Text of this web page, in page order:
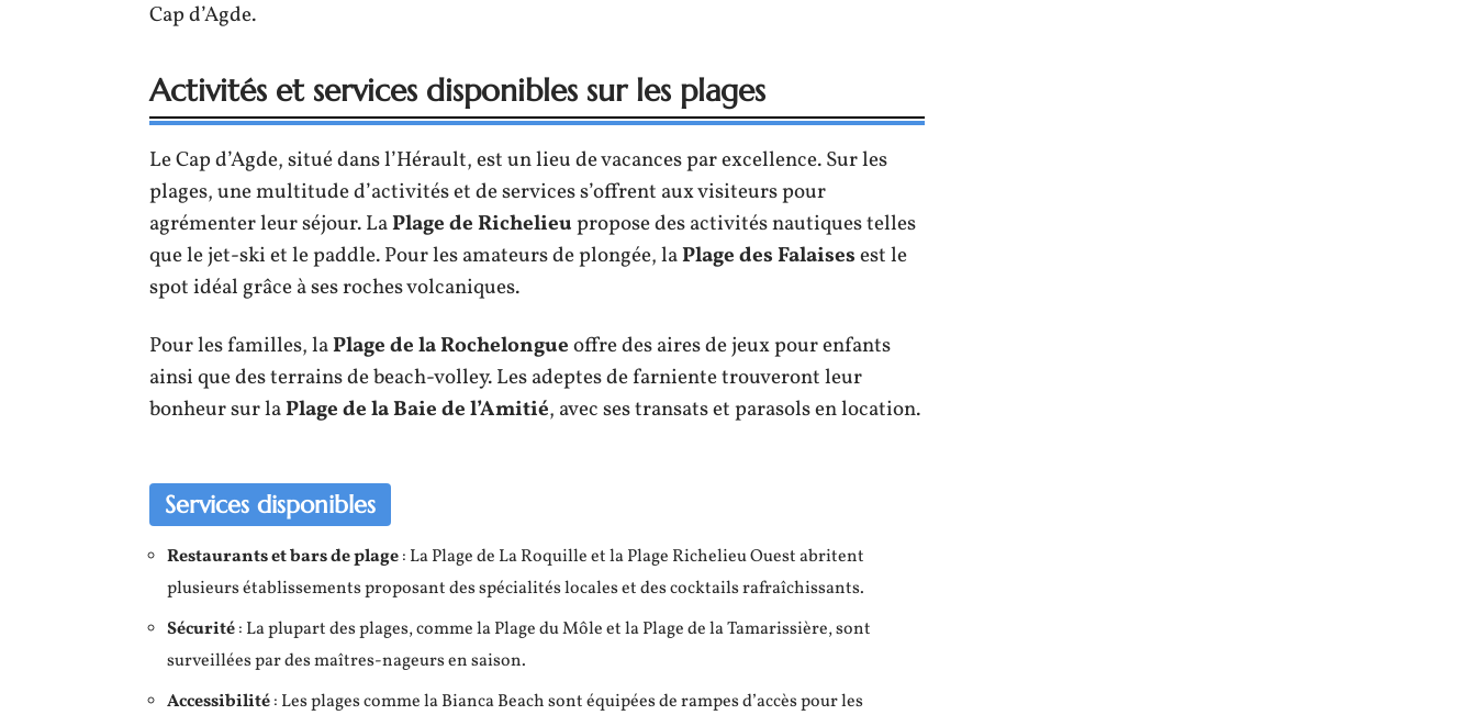
Cap d’Agde.
Activités et services disponibles sur les plages
Le Cap d’Agde, situé dans l’Hérault, est un lieu de vacances par excellence. Sur les
plages, une multitude d’activités et de services s’offrent aux visiteurs pour
agrémenter leur séjour. LaPlage de Richelieupropose des activités nautiques telles
que le jet-ski et le paddle. Pour les amateurs de plongée, laPlage des Falaisesest le
spot idéal grâce à ses roches volcaniques.
Pour les familles, laPlage de la Rochelongueoffre des aires de jeux pour enfants
ainsi que des terrains de beach-volley. Les adeptes de farniente trouveront leur
bonheur sur laPlage de la Baie de l’Amitié, avec ses transats et parasols en location.
Services disponibles
Restaurants et bars de plage: La Plage de La Roquille et la Plage Richelieu Ouest abritent
plusieurs établissements proposant des spécialités locales et des cocktails rafraîchissants.
Sécurité: La plupart des plages, comme la Plage du Môle et la Plage de la Tamarissière, sont
surveillées par des maîtres-nageurs en saison.
Accessibilité: Les plages comme la Bianca Beach sont équipées de rampes d’accès pour les